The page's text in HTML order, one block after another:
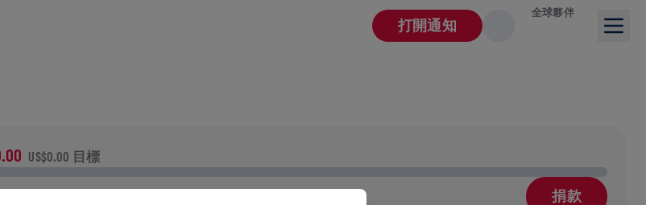
打開通知
全球夥伴
US$0.00 目標
捐款